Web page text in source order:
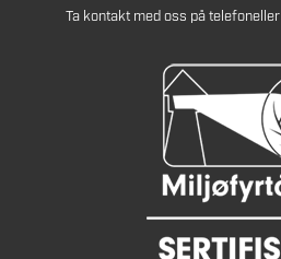
Ta kontakt med oss på telefoneller